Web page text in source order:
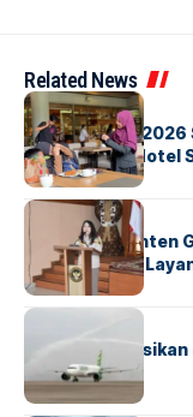
Related News
BERITAINDEX
GM For A Day
Operasional Hotel
BANDARABERITA
Karantina Banten
Transparansi
BANDARA
Citilink
Nasional